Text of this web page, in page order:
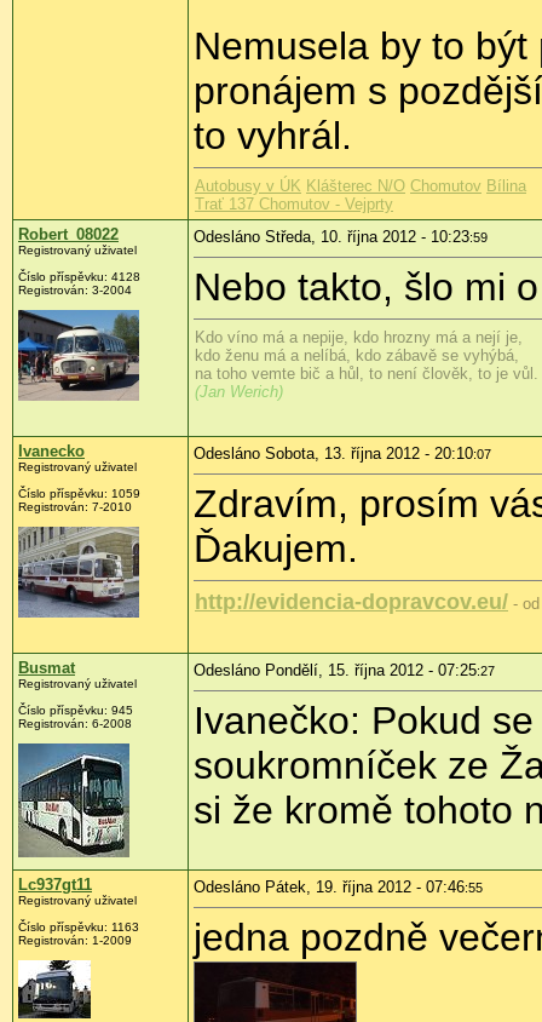
Nemusela by to
pronájem s
to vyhrál.
Autobusy v ÚK Klášterec N/O Chomutov Bílina
Trať 137 Chomutov - Vejprty
Robert_08022
Registrovaný uživatel
Číslo příspěvku: 4128
Registrován: 3-2004
Odesláno Středa, 10. října 2012 - 10:23:59
Nebo takto, šlo mi
Kdo víno má a nepije, kdo hrozny má a nejí je,
kdo ženu má a nelíbá, kdo zábavě se vyhýbá,
na toho vemte bič a hůl, to není člověk, to je vůl.
(Jan Werich)
Ivanecko
Registrovaný uživatel
Číslo příspěvku: 1059
Registrován: 7-2010
Odesláno Sobota, 13. října 2012 - 20:10:07
Zdravím, prosím
Ďakujem.
http://evidencia-dopravcov.eu/ -
Busmat
Registrovaný uživatel
Číslo příspěvku: 945
Registrován: 6-2008
Odesláno Pondělí, 15. října 2012 - 07:25:27
Ivanečko: Pokud
soukromníček ze
si že kromě tohoto
Lc937gt11
Registrovaný uživatel
Číslo příspěvku: 1163
Registrován: 1-2009
Odesláno Pátek, 19. října 2012 - 07:46:55
jedna pozdně